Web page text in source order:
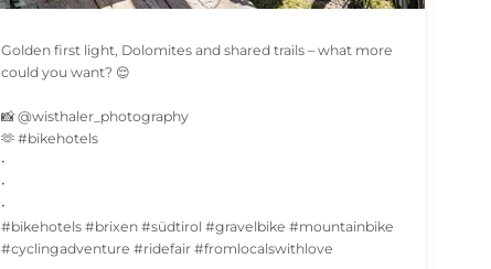
Golden first light, Dolomites and shared trails – what more
could you want? 😌
📸 @wisthaler_photography
🫶 #bikehotels
•
•
•
#bikehotels #brixen #südtirol #gravelbike #mountainbike
#cyclingadventure #ridefair #fromlocalswithlove
SHARE